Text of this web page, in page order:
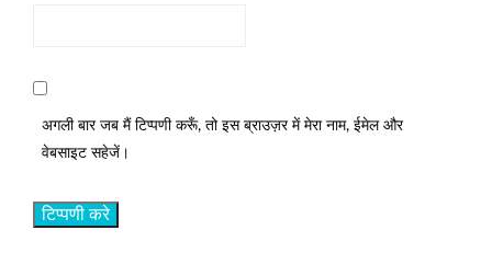
अगली बार जब मैं टिप्पणी करूँ, तो इस ब्राउज़र में मेरा नाम, ईमेल और
वेबसाइट सहेजें।